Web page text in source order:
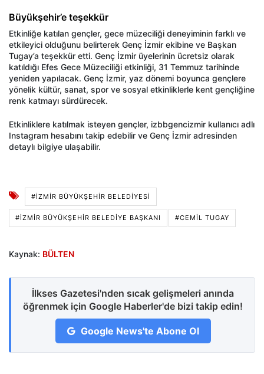
Büyükşehir’e teşekkür
Etkinliğe katılan gençler, gece müzeciliği deneyiminin farklı ve
etkileyici olduğunu belirterek Genç İzmir ekibine ve Başkan
Tugay’a teşekkür etti. Genç İzmir üyelerinin ücretsiz olarak
katıldığı Efes Gece Müzeciliği etkinliği, 31 Temmuz tarihinde
yeniden yapılacak. Genç İzmir, yaz dönemi boyunca gençlere
yönelik kültür, sanat, spor ve sosyal etkinliklerle kent gençliğine
renk katmayı sürdürecek.
Etkinliklere katılmak isteyen gençler, izbbgencizmir kullanıcı adlı
Instagram hesabını takip edebilir ve Genç İzmir adresinden
detaylı bilgiye ulaşabilir.
#İZMIR BÜYÜKŞEHIR BELEDIYESI
#İZMIR BÜYÜKŞEHIR BELEDIYE BAŞKANI #CEMIL TUGAY
Kaynak: BÜLTEN
İlkses Gazetesi'nden sıcak gelişmeleri anında
öğrenmek için Google Haberler'de bizi takip edin!
Google News'te Abone Ol